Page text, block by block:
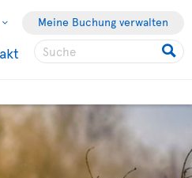
Meine Buchung verwalten